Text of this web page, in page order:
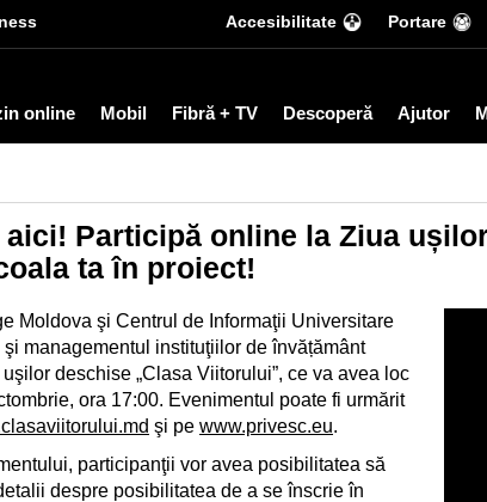
Accesibilitate Portare
online Mobil Fibră + TV Descoperă Ajutor
Participă online la Ziua
ta în proiect!
Moldova şi Centrul de Informaţii Universitare
managementul instituţiilor de învățământ
deschise „Clasa Viitorului”, ce va avea loc
ora 17:00. Evenimentul poate fi urmărit
şi pe www.privesc.eu.
participanţii vor avea posibilitatea să
despre posibilitatea de a se înscrie în